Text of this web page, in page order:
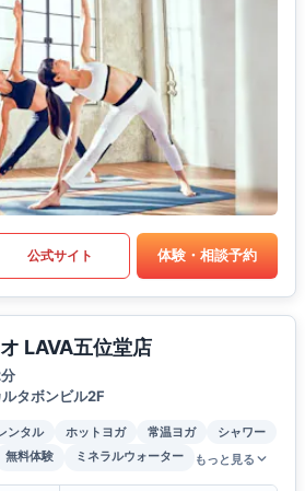
公式サイト 体験・相談予約
LAVA五位堂店
タボンビル2F
ンタル ホットヨガ 常温ヨガ
シャワー
無料体験 ミネラルウォーター もっと見る